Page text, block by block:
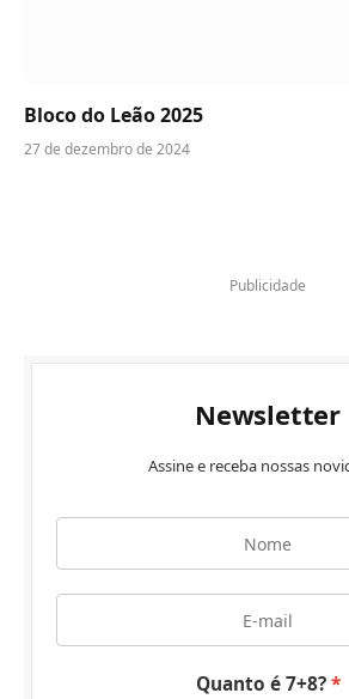
Bloco do Leão 2025
27 de dezembro de 2024
Publicidade
Newsletter
Assine e receba nossas
Quanto é 7+8?